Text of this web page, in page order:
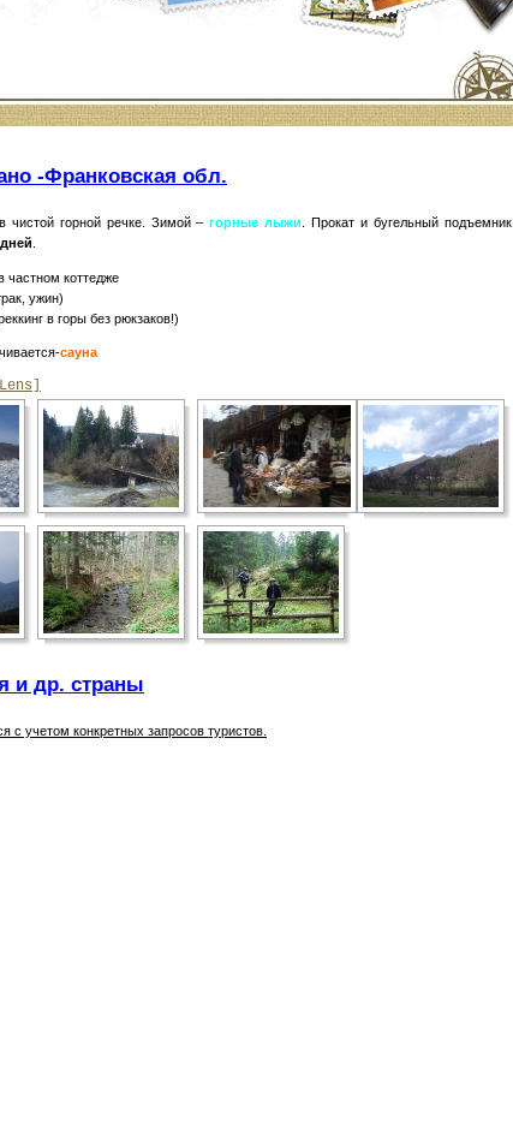
-Франковская обл.
чистой горной речке. Зимой –горные лыжи
. Прокат и бугельный подъемник
частном коттедже
ужин)
в горы без рюкзаков!)
сауна
и др. страны
с учетом конкретных запросов туристов.